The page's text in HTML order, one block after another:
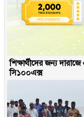
শিক্ষার্থীদের জন্য
সি১০০এক্স